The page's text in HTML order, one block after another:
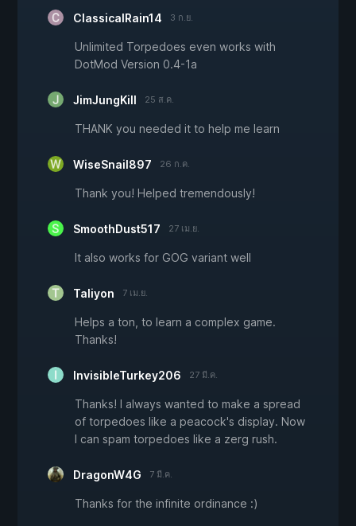
ClassicalRain14 3 ก.ย.
Unlimited Torpedoes even works with
DotMod Version 0.4-1a
JimJungKill 25 ส.ค.
THANK you needed it to help me learn
WiseSnail897 26 ก.ค.
Thank you! Helped tremendously!
SmoothDust517 27 เม.ย.
It also works for GOG variant well
Taliyon 7 เม.ย.
Helps a ton, to learn a complex game.
Thanks!
InvisibleTurkey206 27 มี.ค.
Thanks! I always wanted to make a spread
of torpedoes like a peacock's display. Now
I can spam torpedoes like a zerg rush.
DragonW4G 7 มี.ค.
Thanks for the infinite ordinance :)